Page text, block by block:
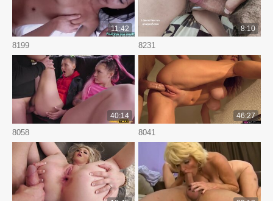
8199
11:42
8231
8:10
8058
40:14
8041
46:27